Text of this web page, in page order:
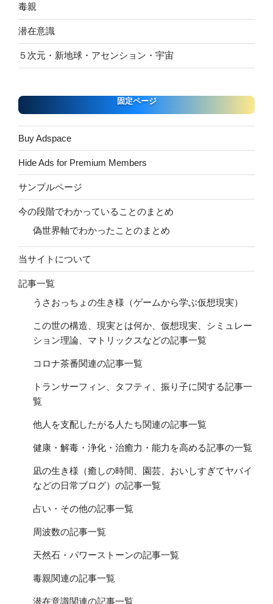
毒親
潜在意識
５次元・新地球・アセンション・宇宙
固定ページ
Buy Adspace
Hide Ads for Premium Members
サンプルページ
今の段階でわかっていることのまとめ
偽世界軸でわかったことのまとめ
当サイトについて
記事一覧
うさおっちょの生き様（ゲームから学ぶ仮想現実）
この世の構造、現実とは何か、仮想現実、シミュレー
ション理論、マトリックスなどの記事一覧
コロナ茶番関連の記事一覧
トランサーフィン、タフティ、振り子に関する記事一
覧
他人を支配したがる人たち関連の記事一覧
健康・解毒・浄化・治癒力・能力を高める記事の一覧
凪の生き様（癒しの時間、園芸、おいしすぎてヤバイ
などの日常ブログ）の記事一覧
占い・その他の記事一覧
周波数の記事一覧
天然石・パワーストーンの記事一覧
毒親関連の記事一覧
潜在意識関連の記事一覧